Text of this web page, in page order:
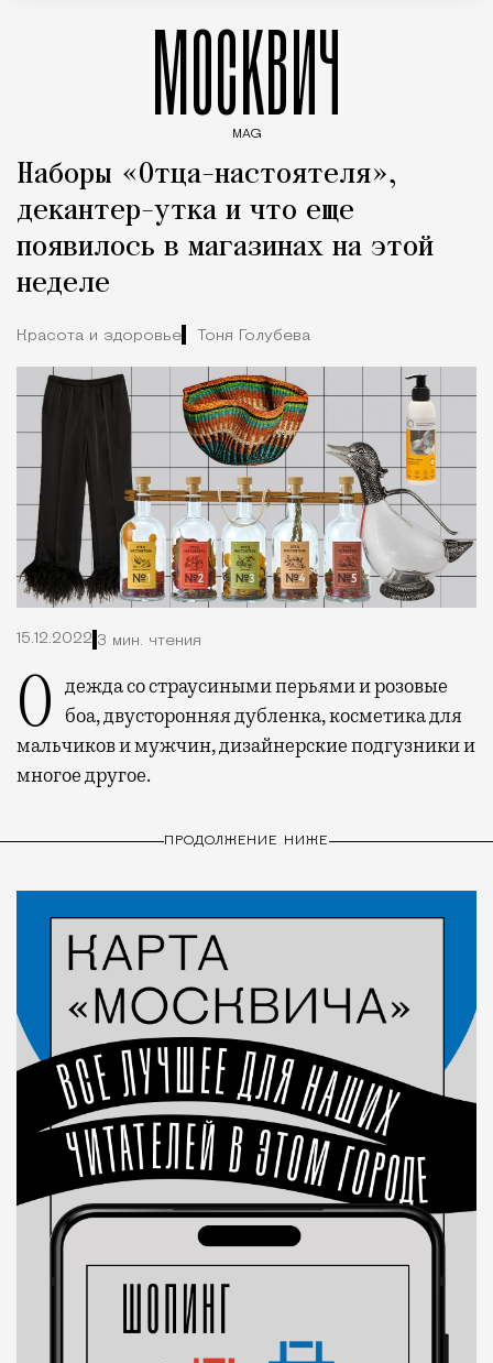
МОСКВИЧ
MAG
Наборы «Отца-настоятеля»,
декантер-утка и что еще
появилось в магазинах на этой
неделе
Красота и здоровье Тоня Голубева
15.12.2022 3 мин. чтения
Одежда со страусиными перьями и розовые
боа, двусторонняя дубленка, косметика для
мальчиков и мужчин, дизайнерские подгузники и
многое другое.
ПРОДОЛЖЕНИЕ НИЖЕ